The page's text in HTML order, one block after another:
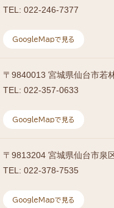
TEL: 022-246-7377
GoogleMapで見る
〒 9840013 宮城県仙台市若
TEL: 022-357-0633
GoogleMapで見る
〒 9813204 宮城県仙台市泉
TEL: 022-378-7535
GoogleMapで見る